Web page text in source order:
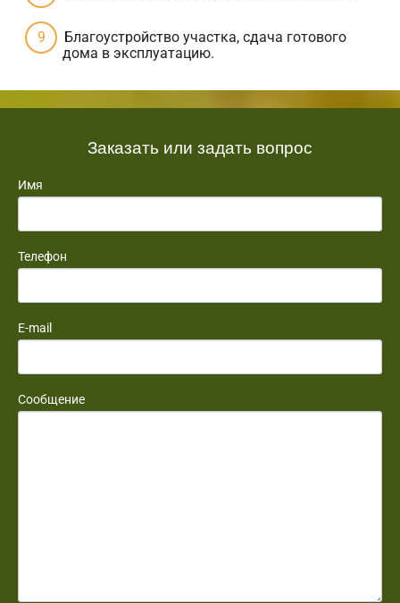
Благоустройство участка, сдача готового
дома в эксплуатацию.
Заказать или задать вопрос
Имя
Телефон
E-mail
Сообщение